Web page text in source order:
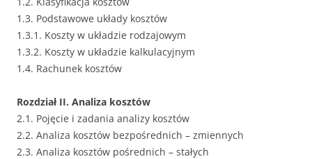
1.3. Podstawowe układy kosztów
1.3.1. Koszty w układzie rodzajowym
1.3.2. Koszty w układzie kalkulacyjnym
1.4. Rachunek kosztów
Rozdział II. Analiza kosztów
2.1. Pojęcie i zadania analizy kosztów
2.2. Analiza kosztów bezpośrednich – zmiennych
2.3. Analiza kosztów pośrednich – stałych